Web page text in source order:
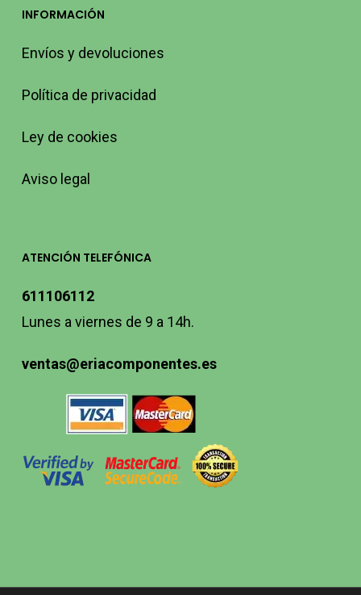
INFORMACIÓN
Envíos y devoluciones
Política de privacidad
Ley de cookies
Aviso legal
ATENCIÓN TELEFÓNICA
611106112
Lunes a viernes de 9 a 14h.
ventas@eriacomponentes.es